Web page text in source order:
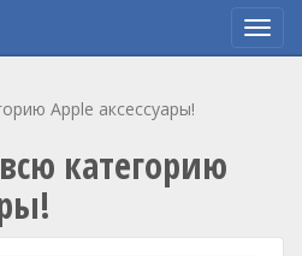
Apple аксессуары!
категорию